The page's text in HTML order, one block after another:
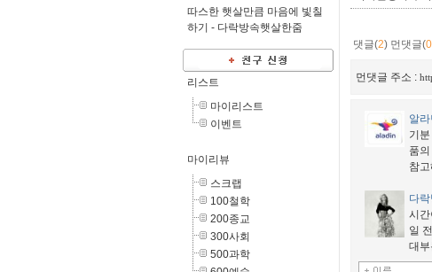
따스한 햇살만큼 마음에 빛칠
하기 - 다락방속햇살한줌
리스트
마이리스트
이벤트
마이리뷰
스크랩
100철학
200종교
300사회
500과학
댓글(2) 먼댓글(0
먼댓글 주소 :
알
기
품
참
다
시
일
대